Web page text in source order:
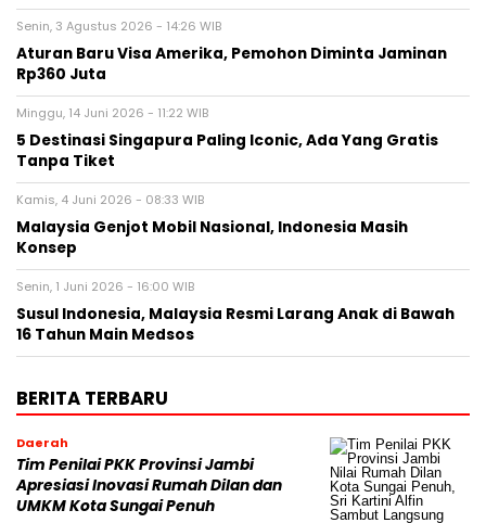
Senin, 3 Agustus 2026 - 14:26 WIB
Aturan Baru Visa Amerika, Pemohon Diminta Jaminan
Rp360 Juta
Minggu, 14 Juni 2026 - 11:22 WIB
5 Destinasi Singapura Paling Iconic, Ada Yang Gratis
Tanpa Tiket
Kamis, 4 Juni 2026 - 08:33 WIB
Malaysia Genjot Mobil Nasional, Indonesia Masih
Konsep
Senin, 1 Juni 2026 - 16:00 WIB
Susul Indonesia, Malaysia Resmi Larang Anak di Bawah
16 Tahun Main Medsos
BERITA TERBARU
Daerah
Tim Penilai PKK Provinsi Jambi
Apresiasi Inovasi Rumah Dilan dan
UMKM Kota Sungai Penuh